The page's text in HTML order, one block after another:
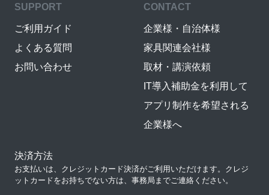
SUPPORT
ご利用ガイド
よくある質問
お問い合わせ
CONTACT
企業様・自治体様
家具関連会社様
取材・講演依頼
IT導入補助金を利用して
アプリ制作を希望される
企業様へ
決済方法
お支払いは、クレジットカード決済がご利用いただけます。クレジ
ットカードをお持ちでない方は、事務局までご連絡ください。